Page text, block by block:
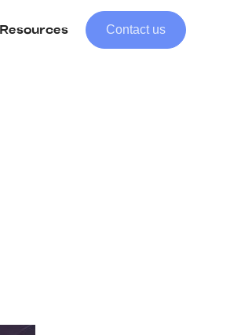
Resources Contact us